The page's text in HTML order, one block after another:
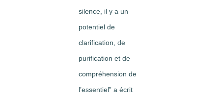
silence, il y a un
potentiel de
clarification, de
purification et de
compréhension de
l’essentiel” a écrit